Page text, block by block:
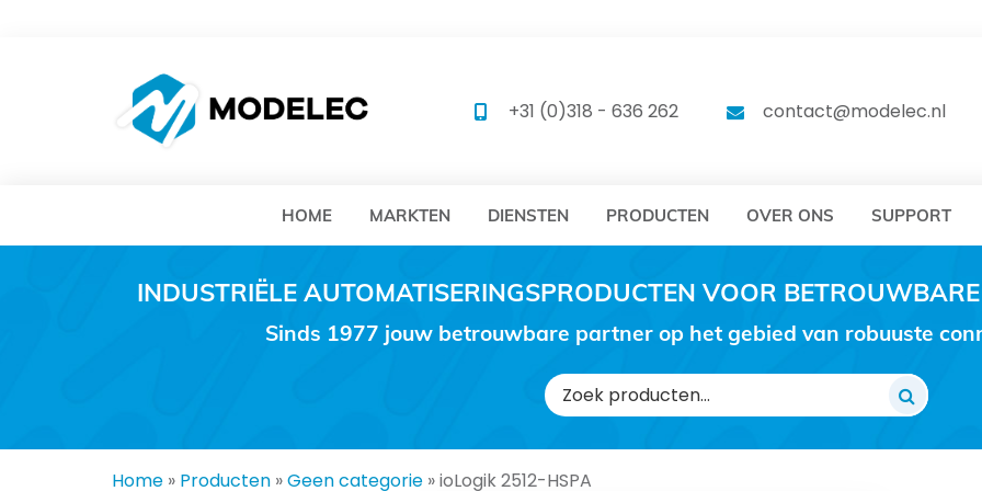
MODELEC MODELEC
+31 (0)318 - 636 262 contact@modelec.nl
HOME MARKTEN DIENSTEN PRODUCTEN OVER ONS SUPPORT
INDUSTRIËLE AUTOMATISERINGSPRODUCTEN VOOR
Sinds 1977 jouw betrouwbare partner op het gebied van robuuste
Zoeken
naar:
Home » Producten »Geen categorie »ioLogik 2512-HSPA